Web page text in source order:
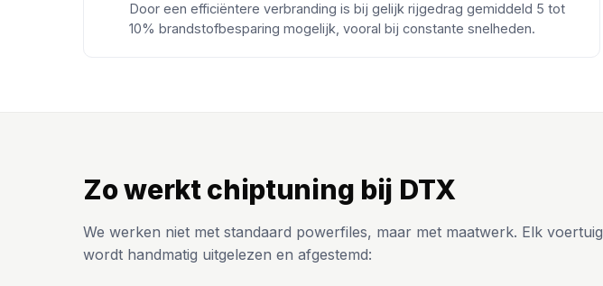
Door een efficiëntere verbranding is bij gelijk rijgedrag gemiddeld 5 tot
10% brandstofbesparing mogelijk, vooral bij constante snelheden.
Zo werkt chiptuning bij DTX
We werken niet met standaard powerfiles, maar met maatwerk. Elk voertuig
wordt handmatig uitgelezen en afgestemd: